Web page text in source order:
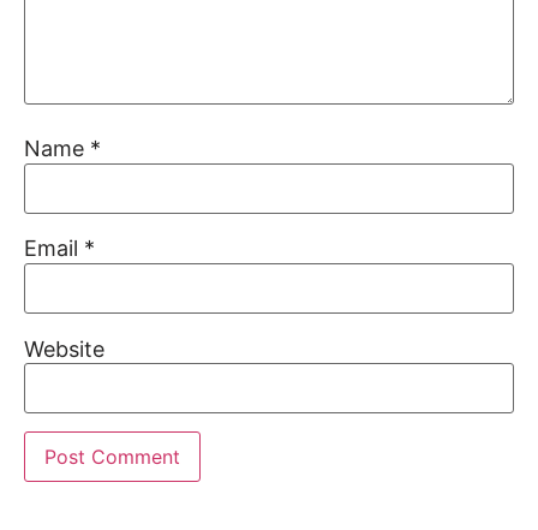
Name *
Email *
Website